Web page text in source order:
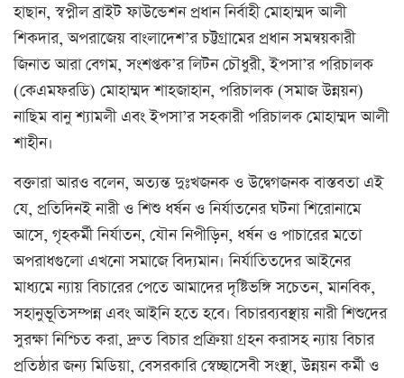
হাছান, স্বপ্নীল ব্রাইট ফাউন্ডেশন প্রধান নির্বাহী মোহাম্মদ আলী
শিকদার, অপরাজেয় বাংলাদেশ’র চট্টগ্রামের প্রধান সমন্বয়কারী
জিনাত আরা বেগম, সংশপ্তক’র লিটন চৌধুরী, ইপসা’র পরিচালক
(কেএমফরডি) মোহাম্মদ শাহজাহান, পরিচালক (সমাজ উন্নয়ন)
নাছিম বানু শ্যামলী এবং ইপসা’র সহকারী পরিচালক মোহাম্মদ আলী
শাহীন।
বক্তারা আরও বলেন, অত্যন্ত দুঃখজনক ও উদ্বেগজনক বাস্তবতা এই
যে, প্রতিদিনই নারী ও শিশু ধর্ষন ও নির্যাতনের ঘটনা শিরোনামে
আসে, গৃহকর্মী নির্যাতন, যৌন নিপীড়িন, ধর্ষন ও পাচারের মতো
অপরাধগুলো এখনো সমাজে বিদ্যমান। নির্যাতিতদের আইনের
মাধ্যমে ন্যায় বিচারের পেতে আমাদের দৃষ্টিভঙ্গি সচেতন, মানবিক,
সহানুভূতিসম্পন্ন এবং আইনি হতে হবে। বিচারব্যবস্থায় নারী শিশুদের
সুরক্ষা নিশ্চিত করা, দ্রুত বিচার প্রক্রিয়া গ্রহন করাসহ ন্যায় বিচার
প্রতিষ্ঠার জন্য মিডিয়া, বেসরকারি স্বেচ্ছাসেবী সংস্থা, উন্নয়ন কর্মী ও